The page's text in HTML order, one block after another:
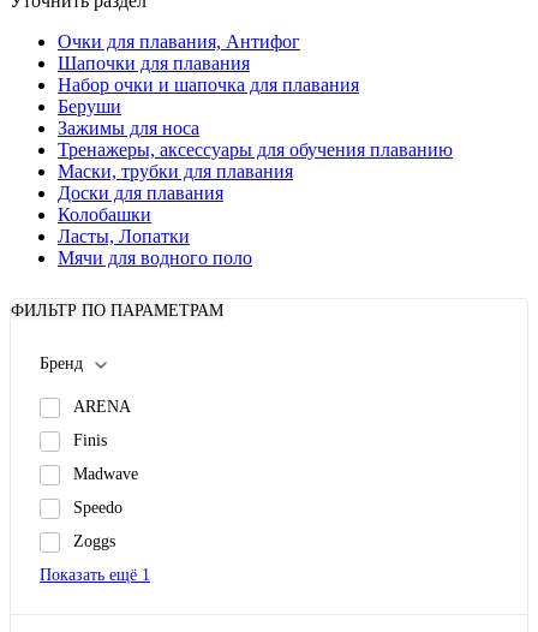
Очки для плавания, Антифог
Шапочки для плавания
Набор очки и шапочка для плавания
Беруши
Зажимы для носа
Тренажеры, аксессуары для обучения плаванию
Маски, трубки для плавания
Доски для плавания
Колобашки
Ласты, Лопатки
Мячи для водного поло
ФИЛЬТР ПО ПАРАМЕТРАМ
Бренд
ARENA
Finis
Madwave
Speedo
Zoggs
Показать ещё 1